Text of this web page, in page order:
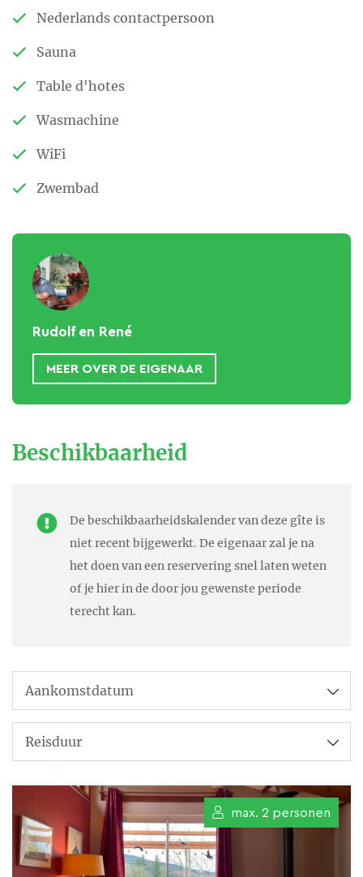
Nederlands contactpersoon
Sauna
Table d'hotes
Wasmachine
WiFi
Zwembad
Rudolf en René
MEER OVER DE EIGENAAR
huiselijke sfeer. Rudolf
gasten te ontvangen en kunnen
op die manier hier rustig in
Frankrijk leven.
Overweegt u om een hapje mee
zijn: wij serveren elke avond
een viergangendiner met
Dineren kunt u al vanaf € 21 per
persoon.
Beschikbaarheid
De beschikbaarheidskalender van deze gîte is
niet recent bijgewerkt. De eigenaar zal je na
het doen van een reservering snel laten weten
of je hier in de door jou gewenste periode
terecht kan.
max. 2 personen